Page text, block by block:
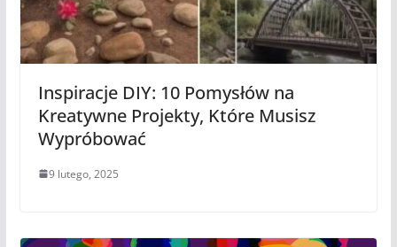
Inspiracje DIY: 10 Pomysłów na
Kreatywne Projekty, Które Musisz
Wypróbować
9 lutego, 2025